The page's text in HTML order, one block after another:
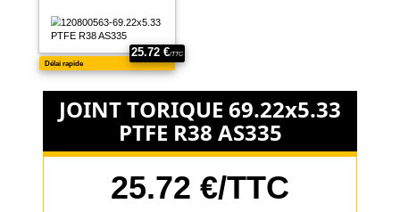
JOINT TORIQUE 69.22x5.33
PTFE R38 AS335
JOINT TORIQUE 69.22x5.33
PTFE R38 AS335
25.72 €/TTC